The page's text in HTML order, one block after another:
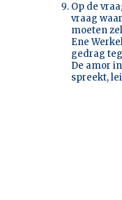
Op de
vraag
moeten
Ene
gedrag
De amor
spreekt,